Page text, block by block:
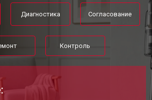
Диагностика Согласование
Контроль